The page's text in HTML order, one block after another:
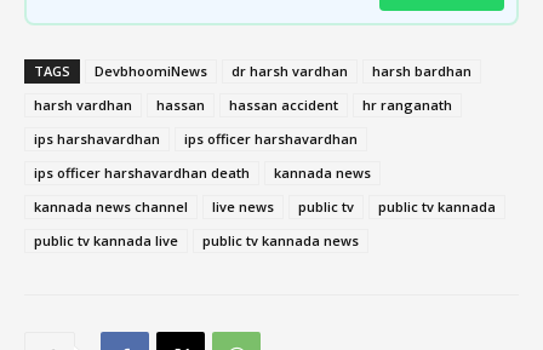
TAGS DevbhoomiNews dr harsh vardhan
harsh bardhan
harsh vardhan
hassan hassan accident
hr ranganath
ips harshavardhan
ips officer harshavardhan
ips officer harshavardhan death
kannada news
kannada news channel
live news public tv
public tv kannada
public tv kannada live
public tv kannada news